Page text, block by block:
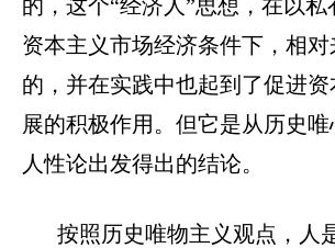
的，这个“经济人”思想，在以
资本主义市场经济条件下，相对
的，并在实践中也起到了促进
展的积极作用。但它是从历史唯
人性论出发得出的结论。
按照历史唯物主义观点，人